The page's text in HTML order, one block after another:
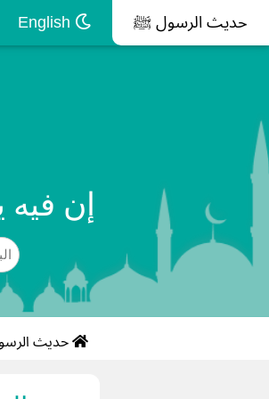
حديث الرسول ﷺ
إن
حديث